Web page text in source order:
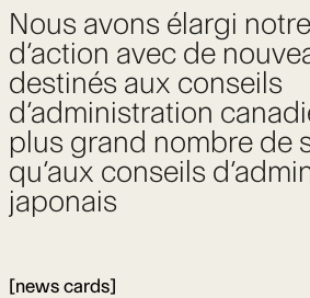
Nous avons élargi
d’action avec de
destinés aux conseils
d’administration
plus grand nombre de
qu’aux conseils
japonais
[news cards]